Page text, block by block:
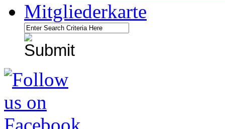
Mitgliederkarte